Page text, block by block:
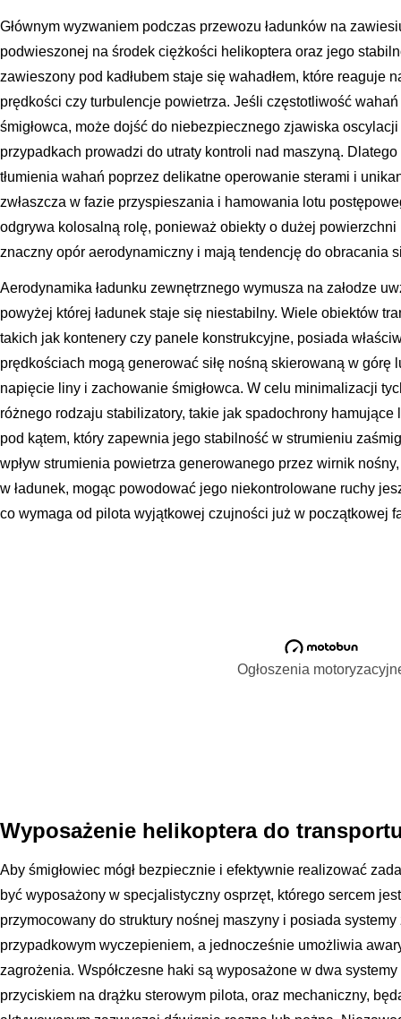
Głównym wyzwaniem podczas przewozu ładunków na
podwieszonej na środek ciężkości helikoptera oraz jego
zawieszony pod kadłubem staje się wahadłem, które reaguje
prędkości czy turbulencje powietrza. Jeśli częstotliwość
śmigłowca, może dojść do niebezpiecznego zjawiska
przypadkach prowadzi do utraty kontroli nad maszyną.
tłumienia wahań poprzez delikatne operowanie sterami i
zwłaszcza w fazie przyspieszania i hamowania lotu
odgrywa kolosalną rolę, ponieważ obiekty o dużej
znaczny opór aerodynamiczny i mają tendencję do obracania
Aerodynamika ładunku zewnętrznego wymusza na załodze
powyżej której ładunek staje się niestabilny. Wiele obiektów
takich jak kontenery czy panele konstrukcyjne, posiada
prędkościach mogą generować siłę nośną skierowaną w górę
napięcie liny i zachowanie śmigłowca. W celu minimalizacji
różnego rodzaju stabilizatory, takie jak spadochrony
pod kątem, który zapewnia jego stabilność w strumieniu
wpływ strumienia powietrza generowanego przez wirnik
w ładunek, mogąc powodować jego niekontrolowane ruchy
co wymaga od pilota wyjątkowej czujności już w początkowej
Ogłoszenia
Wyposażenie helikoptera do
Aby śmigłowiec mógł bezpiecznie i efektywnie realizować
być wyposażony w specjalistyczny osprzęt, którego sercem
przymocowany do struktury nośnej maszyny i posiada
przypadkowym wyczepieniem, a jednocześnie umożliwia
zagrożenia. Współczesne haki są wyposażone w dwa
przyciskiem na drążku sterowym pilota, oraz mechaniczny,